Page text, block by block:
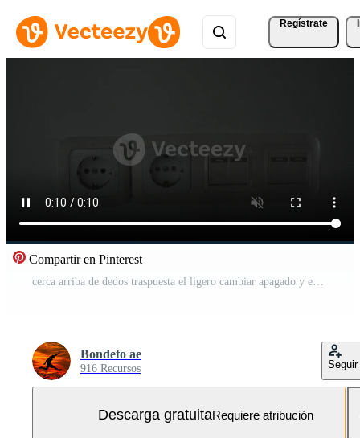
Regístrate
Compartir en Pinterest
Bondeto ae
916 Recursos Seguir
Descarga gratuitaRequiere atribución